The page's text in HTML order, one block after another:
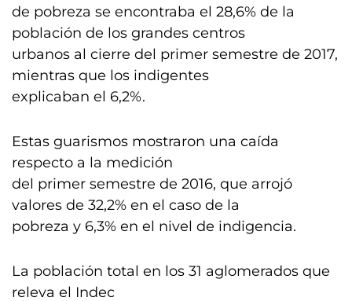
de pobreza se encontraba el 28,6% de la
población de los grandes centros
urbanos al cierre del primer semestre de 2017,
mientras que los indigentes
explicaban el 6,2%.
Estas guarismos mostraron una caída
respecto a la medición
del primer semestre de 2016, que arrojó
valores de 32,2% en el caso de la
pobreza y 6,3% en el nivel de indigencia.
La población total en los 31 aglomerados que
releva el Indec